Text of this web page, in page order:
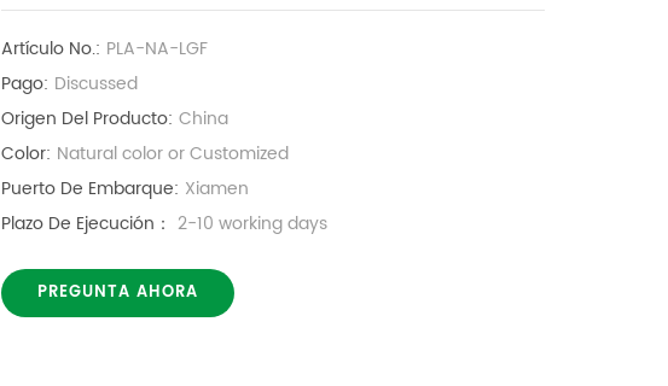
Artículo No.: PLA-NA-LGF
Pago: Discussed
Origen Del Producto: China
Color: Natural color or Customized
Puerto De Embarque: Xiamen
Plazo De Ejecución： 2-10 working days
PREGUNTA AHORA